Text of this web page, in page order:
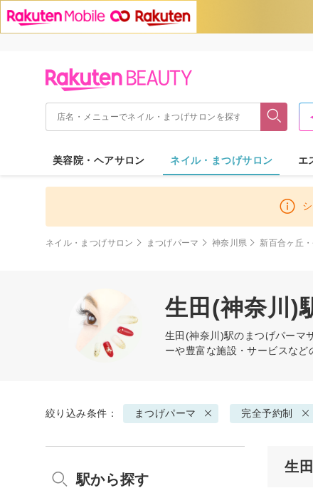
美容院・ヘアサロン ネイル・まつげサロン エ
ネイル・まつげサロン まつげパーマ 神奈川県 新百合ヶ丘
生田(神奈川)
生田(神奈川)駅の まつげパーマ
ーや豊富な施設・サービスなど
絞り込み条件： まつげパーマ 完全予約制
生
駅から探す